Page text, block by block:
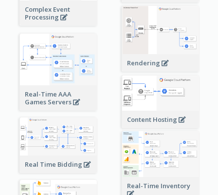
Complex Event
Processing
Rendering
Real-Time AAA
Games Servers
Content Hosting
Real Time Bidding
Real-Time Inventory